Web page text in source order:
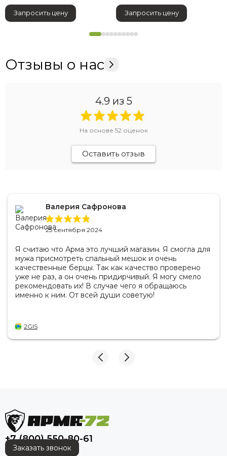
Запросить цену Запросить цену
Отзывы о нас
4.9 из 5
На основе 52 оценок
Оставить отзыв
Валерия Сафронова
25 сентября 2024
Я считаю что Арма это лучший магазин. Я смогла для
мужа присмотреть спальный мешок и очень
качественные берцы. Так как качество проверено
уже не раз, а он очень придирчивый. Я могу смело
рекомендовать их! В случае чего я обращаюсь
именно к ним. От всей души советую!
2GIS
+7 (800) 550-80-61
Заказать звонок